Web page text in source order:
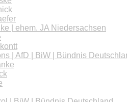
| ehem. JA Niedersachsen
| AfD | BiW | Bündnis